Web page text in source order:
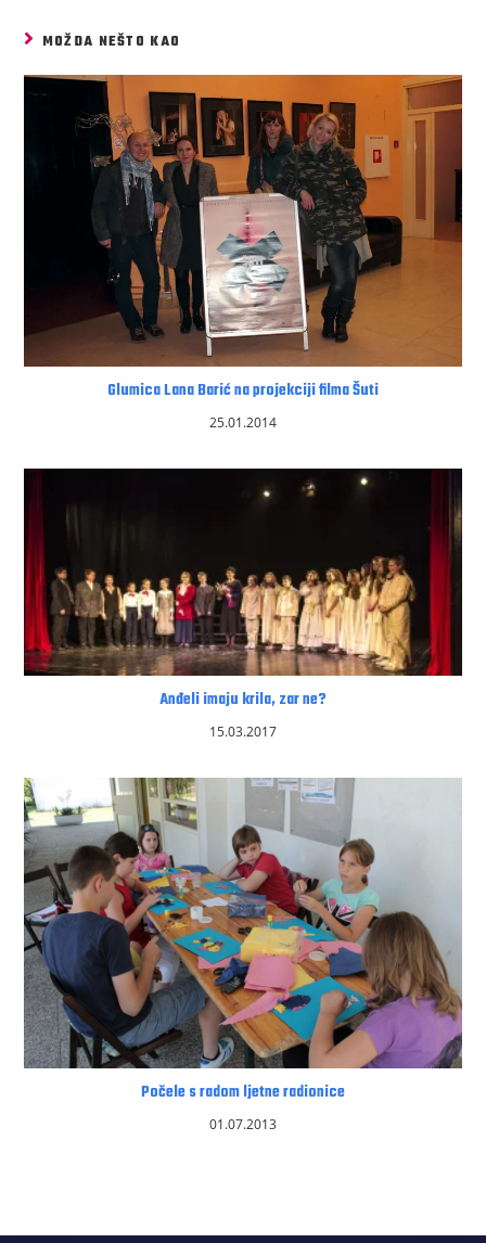
MOŽDA NEŠTO KAO
Glumica Lana Barić na projekciji filma Šuti
25.01.2014
Anđeli imaju krila, zar ne?
15.03.2017
Počele s radom ljetne radionice
01.07.2013